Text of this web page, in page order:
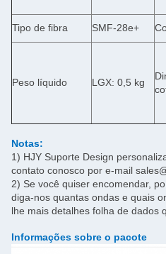
Tipo de fibra
SMF-28e+
Peso líquido LGX: 0,5 kg
Notas:
1) HJY Suporte Design
contato conosco por e-mail
2) Se você quiser encomendar,
diga-nos quantas ondas e quais
lhe mais detalhes folha de dados
Informações sobre o pacote